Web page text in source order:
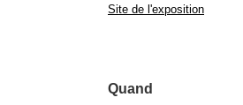
Site de l'exposition
Quand